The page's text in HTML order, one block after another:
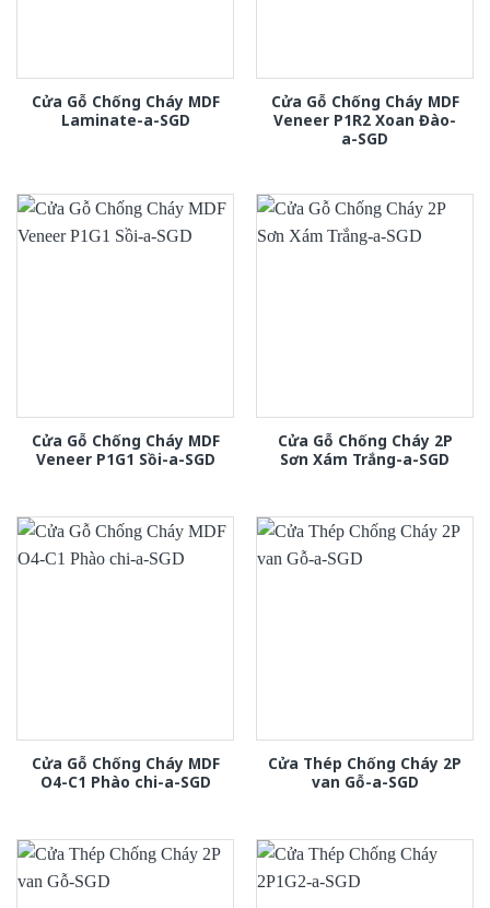
Cửa Gỗ Chống Cháy MDF
Laminate-a-SGD
Cửa Gỗ Chống Cháy MDF
Veneer P1R2 Xoan Đào-
a-SGD
Cửa Gỗ Chống Cháy MDF
Veneer P1G1 Sồi-a-SGD
Cửa Gỗ Chống Cháy 2P
Sơn Xám Trắng-a-SGD
Cửa Gỗ Chống Cháy MDF
O4-C1 Phào chi-a-SGD
Cửa Thép Chống Cháy 2P
van Gỗ-a-SGD